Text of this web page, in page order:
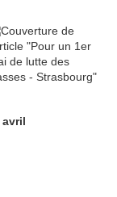
avril